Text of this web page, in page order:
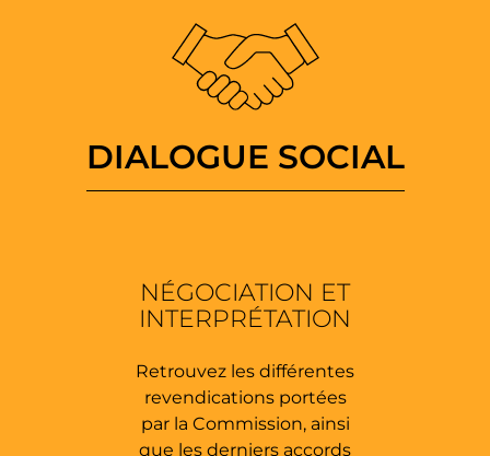
DIALOGUE SOCIAL
NÉGOCIATION ET
INTERPRÉTATION
Retrouvez les différentes
revendications portées
par la Commission, ainsi
que les derniers accords